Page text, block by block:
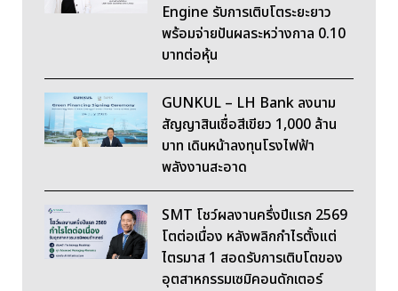
Engine รับการเติบโตระยะยาว
พร้อมจ่ายปันผลระหว่างกาล 0.10
บาทต่อหุ้น
GUNKUL – LH Bank ลงนาม
สัญญาสินเชื่อสีเขียว 1,000 ล้าน
บาท เดินหน้าลงทุนโรงไฟฟ้า
พลังงานสะอาด
SMT โชว์ผลงานครึ่งปีแรก 2569
โตต่อเนื่อง หลังพลิกกำไรตั้งแต่
ไตรมาส 1 สอดรับการเติบโตของ
อุตสาหกรรมเซมิคอนดักเตอร์